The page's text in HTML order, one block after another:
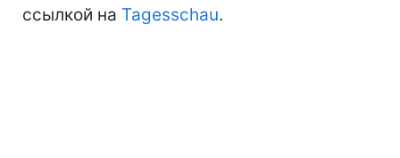
ссылкой на Tagesschau.